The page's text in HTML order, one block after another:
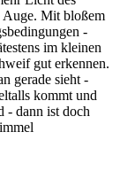
Auge. Mit bloßem
-
im kleinen
gut erkennen.
gerade sieht -
kommt und
- dann ist doch